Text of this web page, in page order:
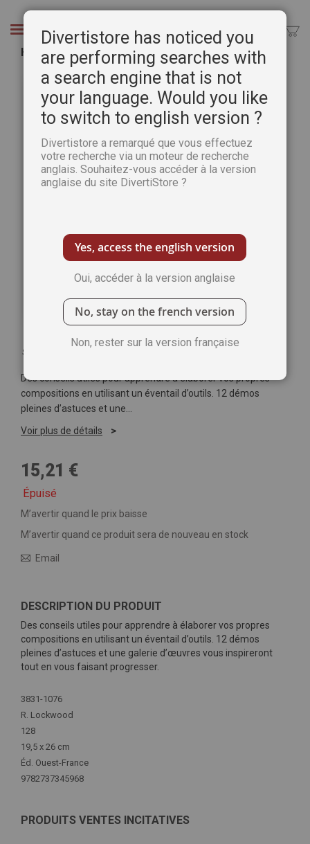
Chercher
Huile - Méthode de perfectionnement
Passer
galerie
d’images
Soyez le premier à commenter ce produit
Des conseils utiles pour apprendre à élaborer vos propres
compositions en utilisant un éventail d’outils. 12 démos
pleines d’astuces et une…
Voir plus de détails
15,21 €
Épuisé
M’avertir quand le prix baisse
M’avertir quand ce produit sera de nouveau en stock
Email
DESCRIPTION DU PRODUIT
Des conseils utiles pour apprendre à élaborer vos propres
compositions en utilisant un éventail d’outils. 12 démos
pleines d’astuces et une galerie d’œuvres vous inspireront
tout en vous faisant progresser.
Plus
d'infos
3831-1076
R. Lockwood
128
19,5 x 26 cm
Éd. Ouest-France
9782737345968
PRODUITS VENTES INCITATIVES
Divertistore has noticed you
are performing searches with
a search engine that is not
your language. Would you like
to switch to english version ?
Divertistore a remarqué que vous effectuez
votre recherche via un moteur de recherche
anglais. Souhaitez-vous accéder à la version
anglaise du site DivertiStore ?
Yes, access the english version
Oui, accéder à la version anglaise
No, stay on the french version
Non, rester sur la version française